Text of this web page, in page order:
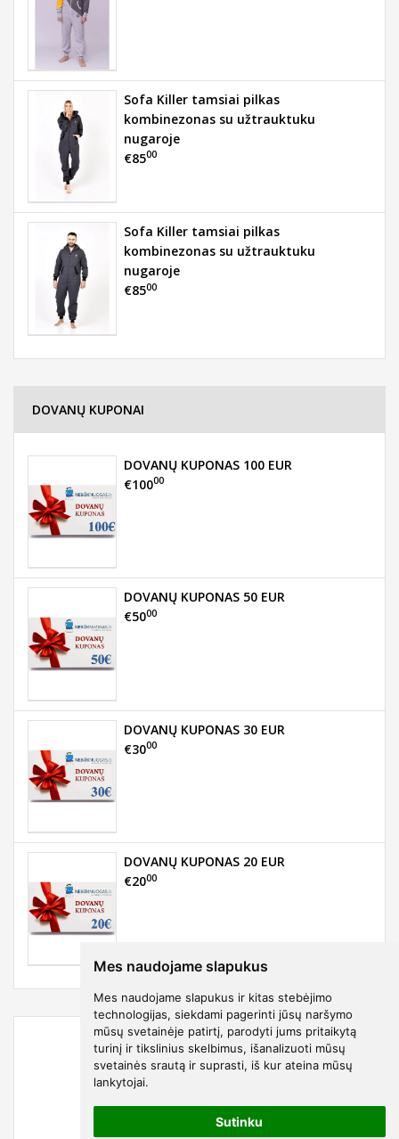
Mes naudojame slapukus
Mes naudojame slapukus ir kitas stebėjimo
technologijas, siekdami pagerinti jūsų naršymo
mūsų svetainėje patirtį, parodyti jums pritaikytą
turinį ir tikslinius skelbimus, išanalizuoti mūsų
svetainės srautą ir suprasti, iš kur ateina mūsų
lankytojai.
Sutinku
Sofa Killer tamsiai pilkas
kombinezonas su užtrauktuku
nugaroje
€8500
Sofa Killer tamsiai pilkas
kombinezonas su užtrauktuku
nugaroje
€8500
DOVANŲ KUPONAI
DOVANŲ KUPONAS 100 EUR
€10000
DOVANŲ KUPONAS 50 EUR
€5000
DOVANŲ KUPONAS 30 EUR
€3000
DOVANŲ KUPONAS 20 EUR
€2000